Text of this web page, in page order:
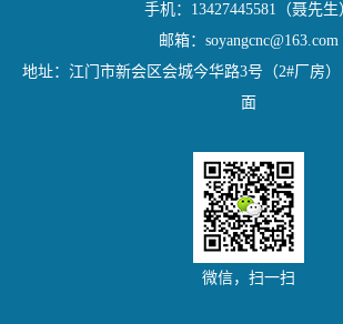
手机：13427445581（聂先生
邮箱：soyangcnc@163.com
地址：江门市新会区会城今华路3号（2#厂房
面
微信，扫一扫